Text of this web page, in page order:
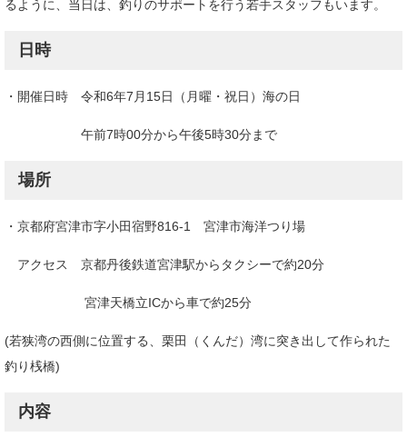
るように、当日は、釣りのサポートを行う若手スタッフもいます。
日時
・開催日時 令和6年7月15日（月曜・祝日）海の日
午前7時00分から午後5時30分まで
場所
・京都府宮津市字小田宿野816-1 宮津市海洋つり場
アクセス 京都丹後鉄道宮津駅からタクシーで約20分
宮津天橋立ICから車で約25分
(若狭湾の西側に位置する、栗田（くんだ）湾に突き出して作られた
釣り桟橋)
内容